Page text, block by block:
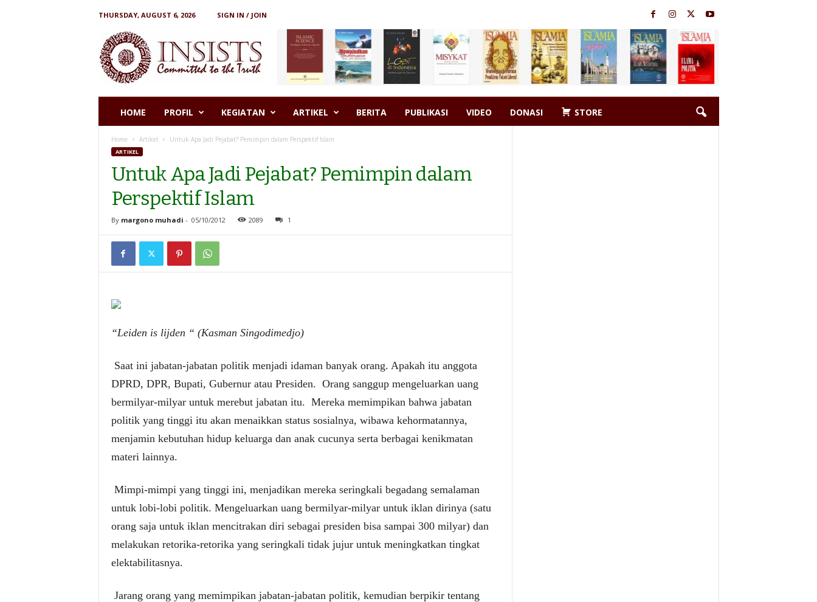
THURSDAY, AUGUST 6, 2026
SIGN IN / JOIN
S
HOME PROFIL KEGIATAN ARTIKEL BERITA PUBLIKASI VIDEO DONASI STORE
Home Artikel Untuk Apa Jadi Pejabat? Pemimpin dalam Perspektif Islam
ARTIKEL
Untuk Apa Jadi Pejabat? Pemimpin dalam
Perspektif Islam
By margono muhadi - 05/10/2012 2089 1
“Leiden is lijden “ (Kasman Singodimedjo)
Saat ini jabatan-jabatan politik menjadi idaman banyak orang. Apakah itu anggota
DPRD, DPR, Bupati, Gubernur atau Presiden. Orang sanggup mengeluarkan uang
bermilyar-milyar untuk merebut jabatan itu. Mereka memimpikan bahwa jabatan
politik yang tinggi itu akan menaikkan status sosialnya, wibawa kehormatannya,
menjamin kebutuhan hidup keluarga dan anak cucunya serta berbagai kenikmatan
materi lainnya.
Mimpi-mimpi yang tinggi ini, menjadikan mereka seringkali begadang semalaman
untuk lobi-lobi politik. Mengeluarkan uang bermilyar-milyar untuk iklan dirinya (satu
orang saja untuk iklan mencitrakan diri sebagai presiden bisa sampai 300 milyar) dan
melakukan retorika-retorika yang seringkali tidak jujur untuk meningkatkan tingkat
elektabilitasnya.
Jarang orang yang memimpikan jabatan-jabatan politik, kemudian berpikir tentang